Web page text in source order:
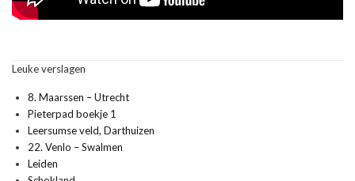
Leuke verslagen
8. Maarssen – Utrecht
Pieterpad boekje 1
Leersumse veld, Darthuizen
22. Venlo – Swalmen
Leiden